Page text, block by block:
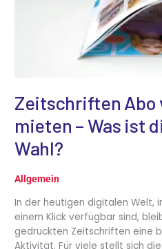
Zeitschriften Abo
mieten – Was ist
Wahl?
Allgemein
In der heutigen digitalen Welt,
einem Klick verfügbar sind,
gedruckten Zeitschriften eine
Aktivität. Für viele stellt sich